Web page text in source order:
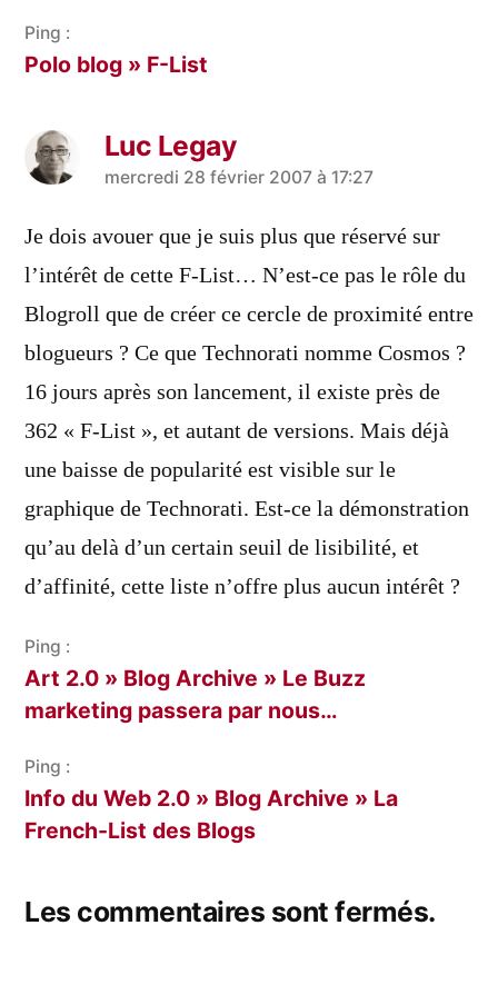
Ping :
Polo blog » F-List
Luc Legay
a
mercredi 28 février 2007 à 17:27
Je dois avouer que je suis plus que réservé sur
l’intérêt de cette F-List… N’est-ce pas le rôle du
Blogroll que de créer ce cercle de proximité entre
blogueurs ? Ce que Technorati nomme Cosmos ?
16 jours après son lancement, il existe près de
362 « F-List », et autant de versions. Mais déjà
une baisse de popularité est visible sur le
graphique de Technorati. Est-ce la démonstration
qu’au delà d’un certain seuil de lisibilité, et
d’affinité, cette liste n’offre plus aucun intérêt ?
Ping :
Art 2.0 » Blog Archive » Le Buzz
marketing passera par nous…
Ping :
Info du Web 2.0 » Blog Archive » La
French-List des Blogs
Les commentaires sont fermés.